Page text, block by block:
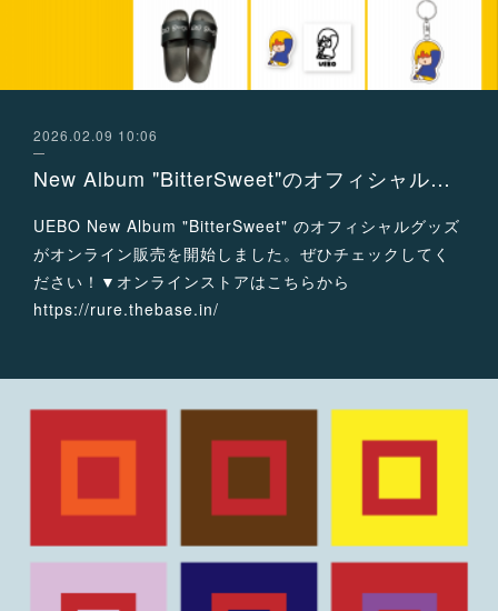
2026.02.09 10:06
New Album "BitterSweet"のオフィシャルグッズがオンライン販売開始！
UEBO New Album "BitterSweet" のオフィシャルグッズ
がオンライン販売を開始しました。ぜひチェックしてく
ださい！▼オンラインストアはこちらから
https://rure.thebase.in/